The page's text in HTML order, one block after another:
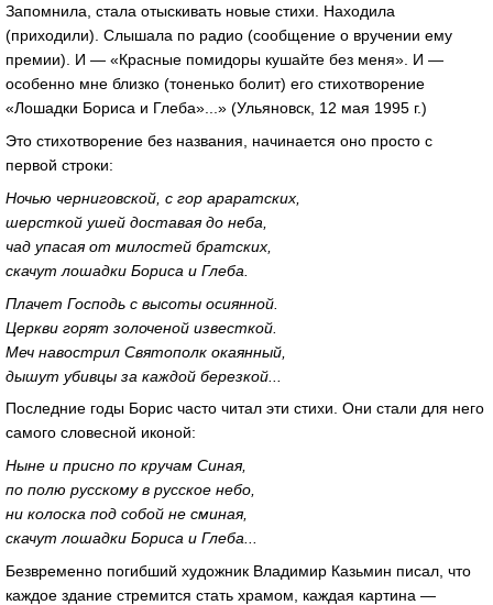
Запомнила, стала отыскивать новые стихи. Находила
(приходили). Слышала по радио (сообщение о вручении ему
премии). И — «Красные помидоры кушайте без меня». И —
особенно мне близко (тоненько болит) его стихотворение
«Лошадки Бориса и Глеба»...» (Ульяновск, 12 мая 1995 г.)
Это стихотворение без названия, начинается оно просто с
первой строки:
Ночью черниговской, с гор араратских,
шерсткой ушей доставая до неба,
чад упасая от милостей братских,
скачут лошадки Бориса и Глеба.
Плачет Господь с высоты осиянной.
Церкви горят золоченой известкой.
Меч навострил Святополк окаянный,
дышут убивцы за каждой березкой...
Последние годы Борис часто читал эти стихи. Они стали для него
самого словесной иконой:
Ныне и присно по кручам Синая,
по полю русскому в русское небо,
ни колоска под собой не сминая,
скачут лошадки Бориса и Глеба...
Безвременно погибший художник Владимир Казьмин писал, что
каждое здание стремится стать храмом, каждая картина —